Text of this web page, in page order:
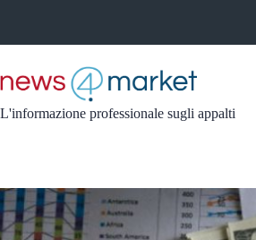
L'informazione professionale sugli appalti